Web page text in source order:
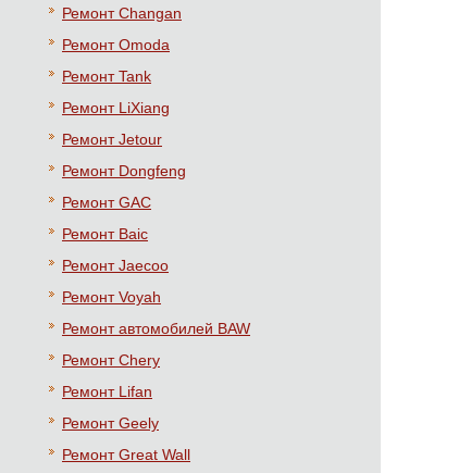
Ремонт Changan
Ремонт Omoda
Ремонт Tank
Ремонт LiXiang
Ремонт Jetour
Ремонт Dongfeng
Ремонт GAC
Ремонт Baic
Ремонт Jaecoo
Ремонт Voyah
Ремонт автомобилей BAW
Ремонт Chery
Ремонт Lifan
Ремонт Geely
Ремонт Great Wall